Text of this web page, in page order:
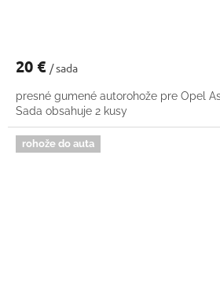
20 € / sada
presné gumené autorohože pre Opel
Sada obsahuje 2 kusy
rohože do auta